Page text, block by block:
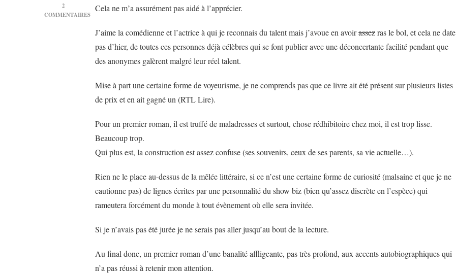
2
COMMENTAIRES
D’ISABELLE
Cela ne m’a assurément pas aidé à l’apprécier.
J’aime la comédienne et l’actrice à qui je reconnais du talent mais j’avoue en avoirassezras le bol, et cela ne date
pas d’hier, de toutes ces personnes déjà célèbres qui se font publier avec une déconcertante facilité pendant que
des anonymes galèrent malgré leur réel talent.
Mise à part une certaine forme de voyeurisme, je ne comprends pas que ce livre ait été présent sur plusieurs listes
de prix et en ait gagné un (RTL Lire).
Pour un premier roman, il est truffé de maladresses et surtout, chose rédhibitoire chez moi, il est trop lisse.
Beaucoup trop.
Qui plus est, la construction est assez confuse (ses souvenirs, ceux de ses parents, sa vie actuelle…).
Rien ne le place au-dessus de la mêlée littéraire, si ce n’est une certaine forme de curiosité (malsaine et que je ne
cautionne pas) de lignes écrites par une personnalité du show biz (bien qu’assez discrète en l’espèce) qui
rameutera forcément du monde à tout évènement où elle sera invitée.
Si je n’avais pas été jurée je ne serais pas aller jusqu’au bout de la lecture.
Au final donc, un premier roman d’une banalité affligeante, pas très profond, aux accents autobiographiques qui
n’a pas réussi à retenir mon attention.